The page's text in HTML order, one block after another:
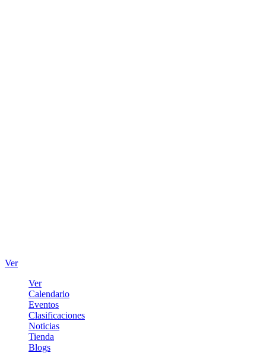
Ver
Ver
Calendario
Eventos
Clasificaciones
Noticias
Tienda
Blogs